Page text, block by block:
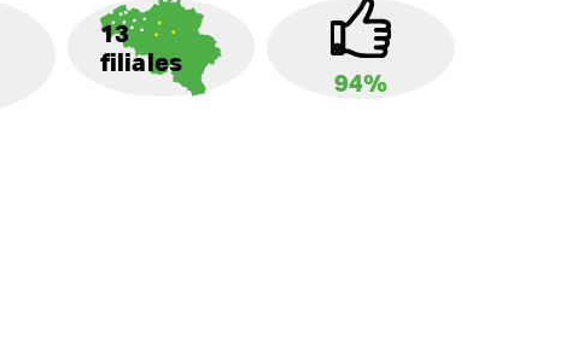
13
filiales
94%